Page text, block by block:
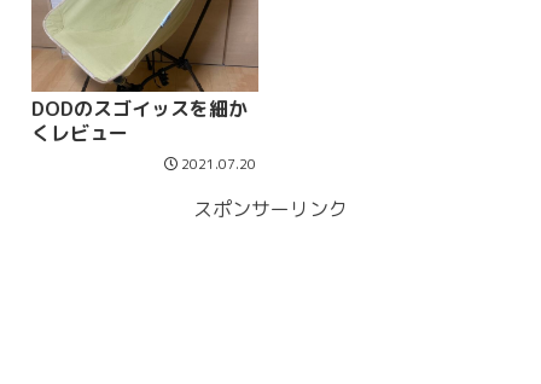
DODのスゴイッスを細か
くレビュー
2021.07.20
スポンサーリンク